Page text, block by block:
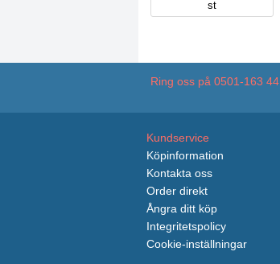
st
Ring oss på 0501-163 44
Kundservice
Köpinformation
Kontakta oss
Order direkt
Ångra ditt köp
Integritetspolicy
Cookie-inställningar